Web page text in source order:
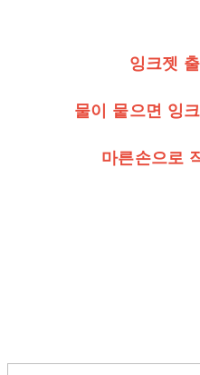
잉크젯
물이 뭍으면 잉
마른손으로